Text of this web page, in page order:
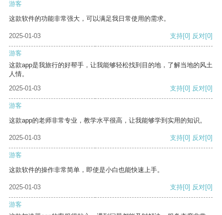
游客
这款软件的功能非常强大，可以满足我日常使用的需求。
2025-01-03 支持[0] 反对[0]
游客
这款app是我旅行的好帮手，让我能够轻松找到目的地，了解当地的风土
人情。
2025-01-03
支持[0] 反对[0]
游客
这款app的老师非常专业，教学水平很高，让我能够学到实用的知识。
2025-01-03 支持[0] 反对[0]
游客
这款软件的操作非常简单，即使是小白也能快速上手。
2025-01-03 支持[0] 反对[0]
游客